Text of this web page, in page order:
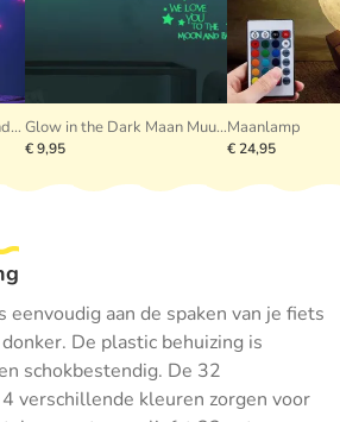
LED Vuurwerk met afstandsbediening Glow in the Dark Maan Muursticker
€ 9,95
Maanlamp
€ 24,95
eenvoudig aan de spaken van je fiets
De plastic behuizing is
schokbestendig. De 32
verschillende kleuren zorgen voor